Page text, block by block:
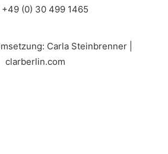
+49 (0) 30 499 1465
Carla Steinbrenner |
clarberlin.com